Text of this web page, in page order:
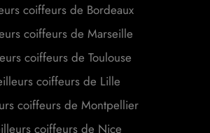
coiffeurs de Bordeaux
coiffeurs de Marseille
coiffeurs de Toulouse
coiffeurs de Lille
coiffeurs de Montpellier
coiffeurs de Nice